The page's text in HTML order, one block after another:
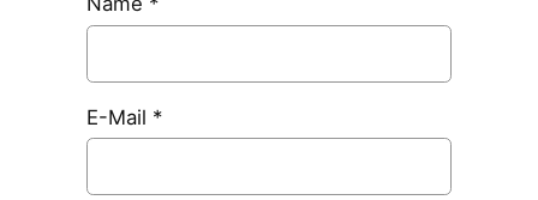
E-Mail *